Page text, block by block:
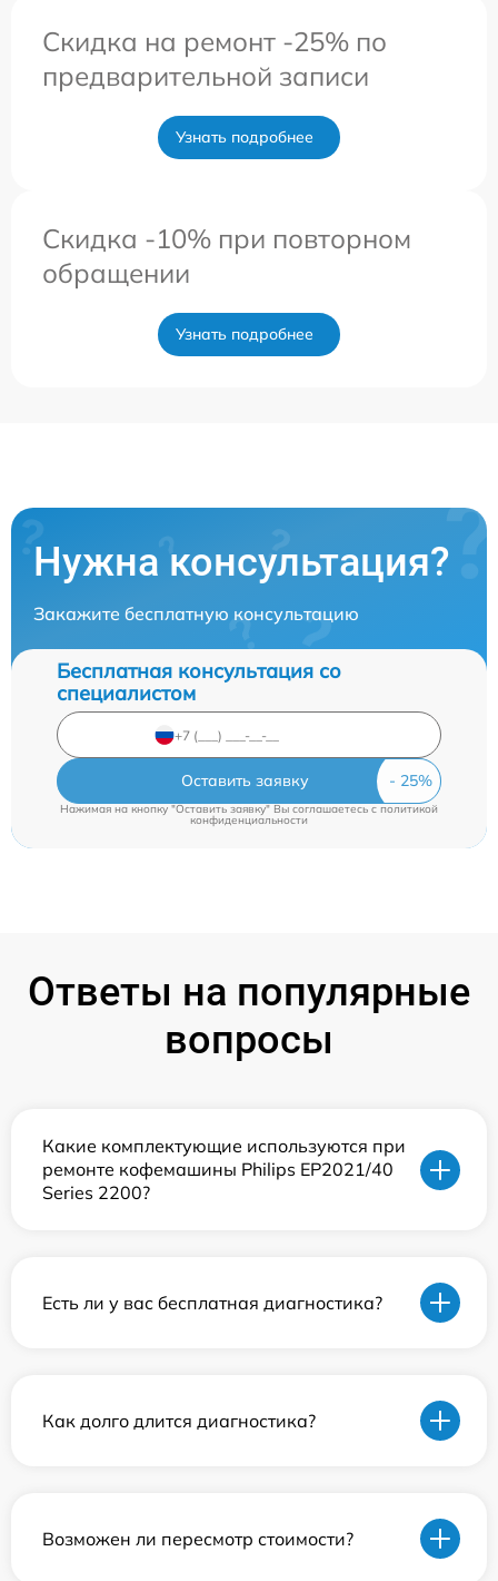
Скидка на ремонт -25% по
предварительной записи
Узнать подробнее
Скидка -10% при повторном
обращении
Узнать подробнее
Нужна консультация?
Закажите бесплатную консультацию
Бесплатная консультация со
специалистом
Оставить заявку
Нажимая на кнопку "Оставить заявку" Вы соглашаетесь c политикой
конфиденциальности
Ответы на популярные
вопросы
Какие комплектующие используются при
ремонте кофемашины Philips EP2021/40
Series 2200?
Есть ли у вас бесплатная диагностика?
Как долго длится диагностика?
Возможен ли пересмотр стоимости?